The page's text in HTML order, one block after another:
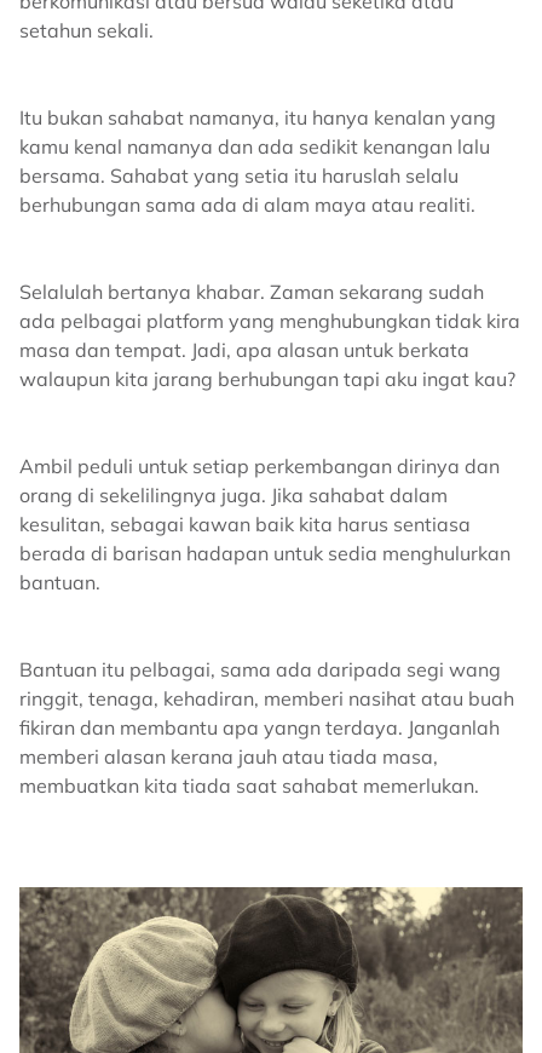
setahun sekali.
Itu bukan sahabat namanya, itu hanya kenalan yang
kamu kenal namanya dan ada sedikit kenangan lalu
bersama. Sahabat yang setia itu haruslah selalu
berhubungan sama ada di alam maya atau realiti.
Selalulah bertanya khabar. Zaman sekarang sudah
ada pelbagai platform yang menghubungkan tidak kira
masa dan tempat. Jadi, apa alasan untuk berkata
walaupun kita jarang berhubungan tapi aku ingat kau?
Ambil peduli untuk setiap perkembangan dirinya dan
orang di sekelilingnya juga. Jika sahabat dalam
kesulitan, sebagai kawan baik kita harus sentiasa
berada di barisan hadapan untuk sedia menghulurkan
bantuan.
Bantuan itu pelbagai, sama ada daripada segi wang
ringgit, tenaga, kehadiran, memberi nasihat atau buah
fikiran dan membantu apa yangn terdaya. Janganlah
memberi alasan kerana jauh atau tiada masa,
membuatkan kita tiada saat sahabat memerlukan.